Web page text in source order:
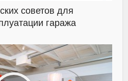
советов для
гаража